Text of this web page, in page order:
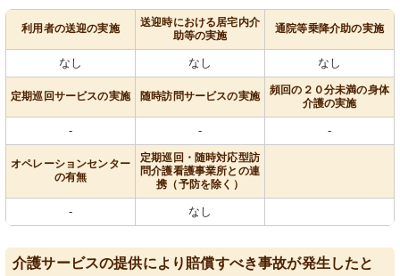
利用者の送迎の実施
送迎時における居宅内介
助等の実施
通院等乗降介助の実施
なし なし なし
定期巡回サービスの実施 随時訪問サービスの実施
頻回の２０分未満の身体
介護の実施
- - -
オペレーションセンター
の有無
定期巡回・随時対応型訪
問介護看護事業所との連
携（予防を除く）
- なし
介護サービスの提供により賠償すべき事故が発生したと